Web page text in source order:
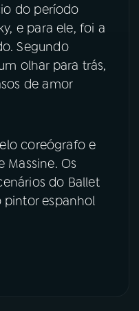
do período
e para ele, foi a
Segundo
olhar para trás,
de amor
coreógrafo e
Massine. Os
do Ballet
espanhol